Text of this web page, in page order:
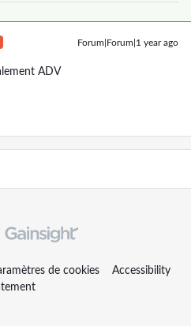
Forum|Forum|1 year ago
ADV
de cookies
Accessibility